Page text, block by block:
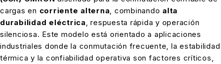
cargas en corriente alterna , combinando alta
durabilidad eléctrica , respuesta rápida y operación
silenciosa. Este modelo está orientado a aplicaciones
industriales donde la conmutación frecuente, la estabilidad
térmica y la confiabilidad operativa son factores críticos,